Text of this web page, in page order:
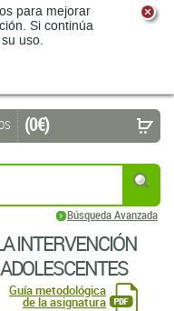
para mejorar
Si continúa
uso.
Búsqueda Avanzada
(0 €)
INTERVENCIÓN
Guía metodológica
de la asignatura